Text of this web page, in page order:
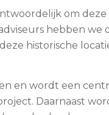
om
hebben we
historische
en wordt een
Daarnaast